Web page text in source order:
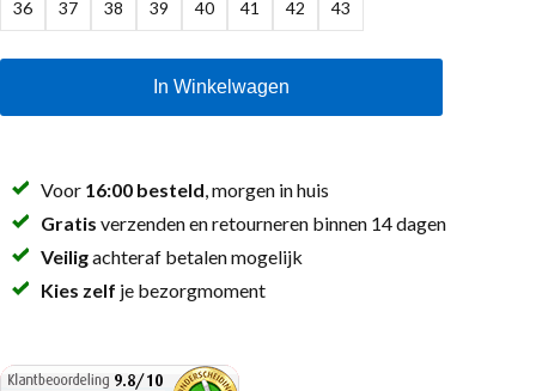
36 37 38 39 40 41 42 43
In Winkelwagen
Voor 16:00 besteld , morgen in huis
Gratis verzenden en retourneren binnen 14 dagen
Veiligachteraf betalen mogelijk
Kies zelf je bezorgmoment